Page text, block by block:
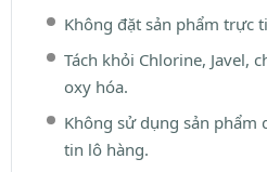
Không đặt sản phẩm trực
Tách khỏi Chlorine, Javel,
oxy hóa.
Không sử dụng sản phẩm
tin lô hàng.